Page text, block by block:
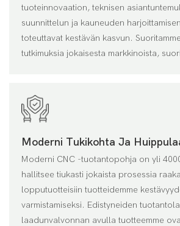
tuoteinnovaation, teknisen
suunnittelun ja kauneuden
toteuttavat kestävän kasvun.
tutkimuksia jokaisesta markkinoista,
olemme kehittäneet räätälöityjä
on erityisesti räätälöity niiden vaatimuksiin
Moderni Tukikohta Ja
Moderni CNC -tuotantopohja on yli
hallitsee tiukasti jokaista prosessia
lopputuotteisiin tuotteidemme
varmistamiseksi. Edistyneiden
laadunvalvonnan avulla tuotteemme